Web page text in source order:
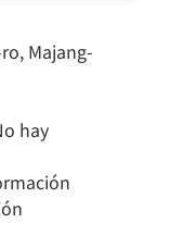
Majang-
hay